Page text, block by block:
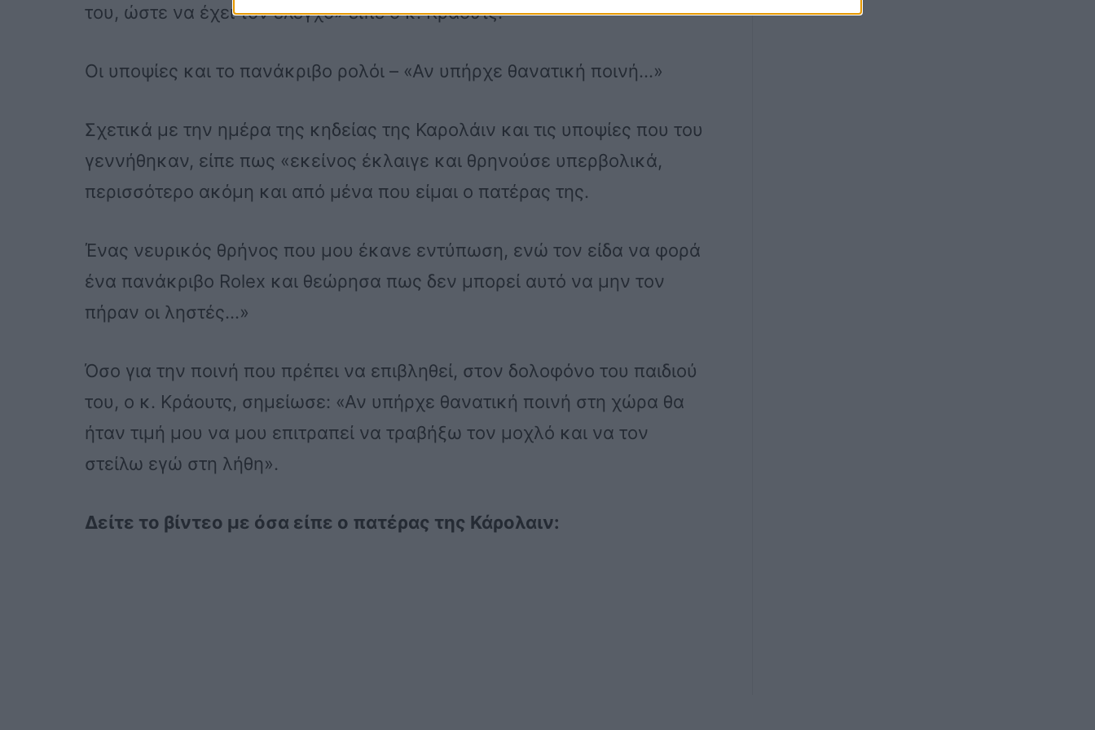
του, ώστε να έχει τον έλεγχο» είπε ο κ. Κράουτς.
Οι υποψίες και το πανάκριβο ρολόι – «Αν υπήρχε θανατική ποινή…»
Σχετικά με την ημέρα της κηδείας της Καρολάιν και τις υποψίες που του
γεννήθηκαν, είπε πως «εκείνος έκλαιγε και θρηνούσε υπερβολικά,
περισσότερο ακόμη και από μένα που είμαι ο πατέρας της.
Ένας νευρικός θρήνος που μου έκανε εντύπωση, ενώ τον είδα να φορά
ένα πανάκριβο Rolex και θεώρησα πως δεν μπορεί αυτό να μην τον
πήραν οι ληστές…»
Όσο για την ποινή που πρέπει να επιβληθεί, στον δολοφόνο του παιδιού
του, ο κ. Κράουτς, σημείωσε: «Αν υπήρχε θανατική ποινή στη χώρα θα
ήταν τιμή μου να μου επιτραπεί να τραβήξω τον μοχλό και να τον
στείλω εγώ στη λήθη».
Δείτε το βίντεο με όσα είπε ο πατέρας της Κάρολαιν: